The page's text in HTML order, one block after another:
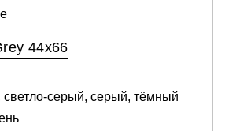
44x66
светло-серый, серый, тёмный